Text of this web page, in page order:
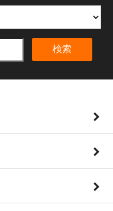
検索